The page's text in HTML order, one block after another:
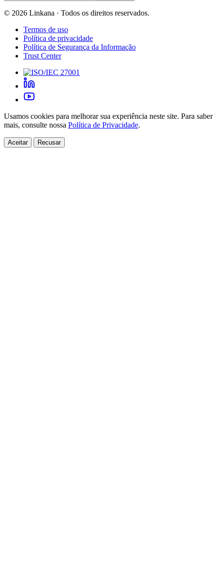
© 2026 Linkana · Todos os direitos reservados.
Termos de uso
Política de privacidade
Política de Segurança da Informação
Trust Center
Usamos cookies para melhorar sua experiência neste site. Para saber
mais, consulte nossa Política de Privacidade.
Aceitar Recusar